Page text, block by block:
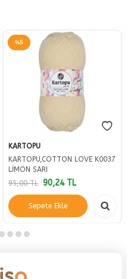
%5
KARTOPU
KARTOPU,COTTON LOVE K0037
LİMON SARI
95,00TL 90,24TL
Sepete Ekle